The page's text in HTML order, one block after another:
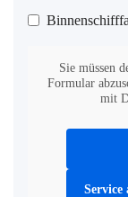
Sie müssen
Formular
mit
Service